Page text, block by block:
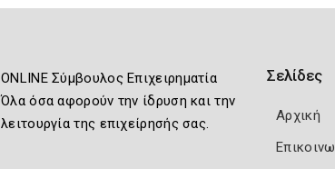
ONLINE Σύμβουλος Επιχειρηματία
Όλα όσα αφορούν την ίδρυση και την
λειτουργία της επιχείρησής σας.
Σελίδες
Αρχική